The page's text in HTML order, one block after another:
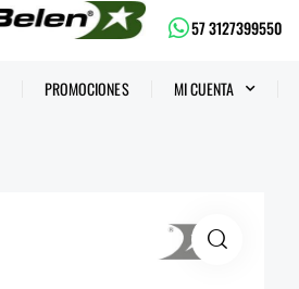
57 3127399550
PROMOCIONES MI CUENTA